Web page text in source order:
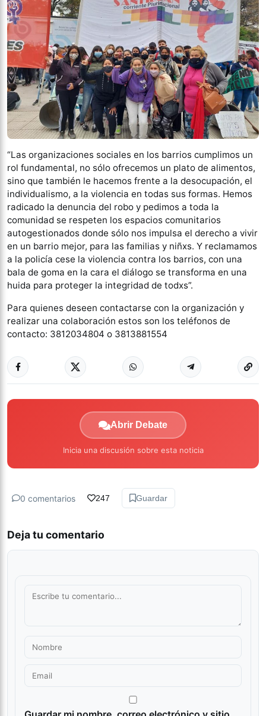
“Las organizaciones sociales en los barrios cumplimos un
rol fundamental, no sólo ofrecemos un plato de alimentos,
sino que también le hacemos frente a la desocupación, el
individualismo, a la violencia en todas sus formas. Hemos
radicado la denuncia del robo y pedimos a toda la
comunidad se respeten los espacios comunitarios
autogestionados donde sólo nos impulsa el derecho a vivir
en un barrio mejor, para las familias y niñxs. Y reclamamos
a la policía cese la violencia contra los barrios, con una
bala de goma en la cara el diálogo se transforma en una
huida para proteger la integridad de todxs”.
Para quienes deseen contactarse con la organización y
realizar una colaboración estos son los teléfonos de
contacto: 3812034804 o 3813881554
Abrir Debate
Inicia una discusión sobre esta noticia
0 comentarios 247 Guardar
Deja tu comentario